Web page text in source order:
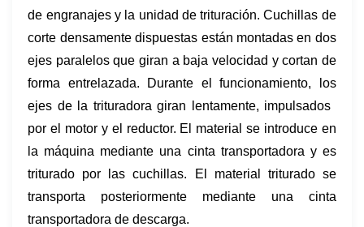
de engranajes y la unidad de trituración. Cuchillas de
corte densamente dispuestas están montadas en dos
ejes paralelos que giran a baja velocidad y cortan de
forma entrelazada. Durante el funcionamiento, los
ejes de la trituradora giran lentamente, impulsados ​​
por el motor y el reductor. El material se introduce en
la máquina mediante una cinta transportadora y es
triturado por las cuchillas. El material triturado se
transporta posteriormente mediante una cinta
transportadora de descarga.